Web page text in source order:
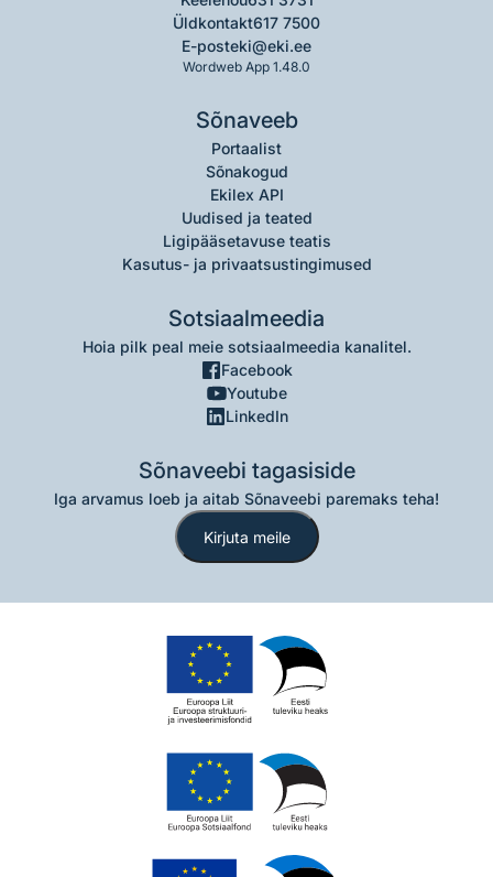
Üldkontakt617 7500
E-posteki@eki.ee
Wordweb App 1.48.0
Sõnaveeb
Portaalist
Sõnakogud
Ekilex API
Uudised ja teated
Ligipääsetavuse teatis
Kasutus- ja privaatsustingimused
Sotsiaalmeedia
Hoia pilk peal meie sotsiaalmeedia kanalitel.
Facebook
Youtube
LinkedIn
Sõnaveebi tagasiside
Iga arvamus loeb ja aitab Sõnaveebi paremaks teha!
Kirjuta meile